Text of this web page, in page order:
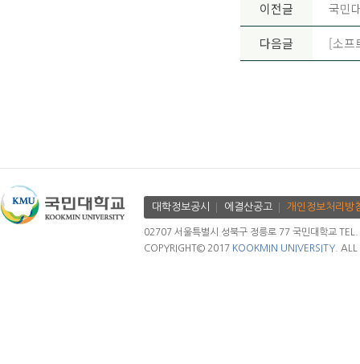
이전글 국민
다음글 [소프
대학정보공시 에결산공고 개인정보처리방
02707 서울특별시 성북구 정릉로 77 국민대학교
COPYRIGHT© 2017 KOOKMIN UNIVERSITY. ALL